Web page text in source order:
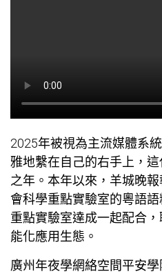
2025年被視為主流媒體系
雅地繫在自己的右手上，
之年。本年以來，羊城晚
會科學重點實驗室的粵語
重點實驗室達成一起配合
能化應用生態。
廣州年夜學網絡空間平安